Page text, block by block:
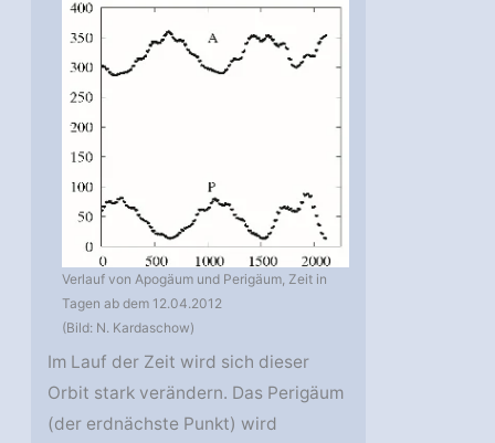
Verlauf von Apogäum und Perigäum, Zeit in
Tagen ab dem 12.04.2012
(Bild: N. Kardaschow)
Im Lauf der Zeit wird sich dieser
Orbit stark verändern. Das Perigäum
(der erdnächste Punkt) wird